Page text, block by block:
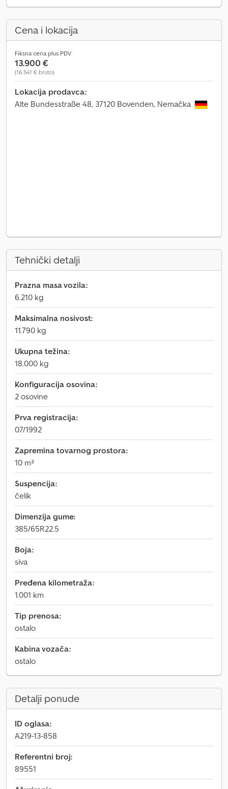
Cena i lokacija
Fiksna cena plus PDV
13.900 €
(16.541 € bruto)
Lokacija prodavca:
Alte Bundesstraße 48, 37120 Bovenden, Nemačka
Tehnički detalji
Prazna masa vozila:
6.210 kg
Maksimalna nosivost:
11.790 kg
Ukupna težina:
18.000 kg
Konfiguracija osovina:
2 osovine
Prva registracija:
07/1992
Zapremina tovarnog prostora:
10 m³
Suspencija:
čelik
Dimenzija gume:
385/65R22.5
Boja:
siva
Pređena kilometraža:
1.001 km
Tip prenosa:
ostalo
Kabina vozača:
ostalo
Detalji ponude
ID oglasa:
A219-13-858
Referentni broj:
89551